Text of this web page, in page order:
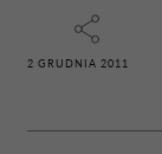
2 GRUDNIA 2011